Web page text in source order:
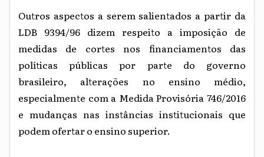
Outros aspectos a serem salientados a partir da
LDB 9394/96 dizem respeito a imposição de
medidas de cortes nos financiamentos das
políticas públicas por parte do governo
brasileiro, alterações no ensino médio,
especialmente com a Medida Provisória 746/2016
e mudanças nas instâncias institucionais que
podem ofertar o ensino superior.